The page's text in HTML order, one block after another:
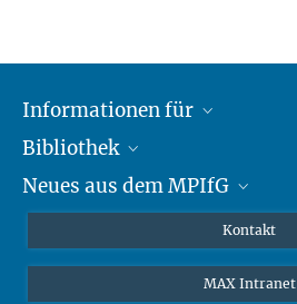
Informationen für
Forschende
Gäste
Bibliothek
Profil
Neues aus dem MPIfG
MPIfG auf LinkedIn
Kontakt
MAX Intranet